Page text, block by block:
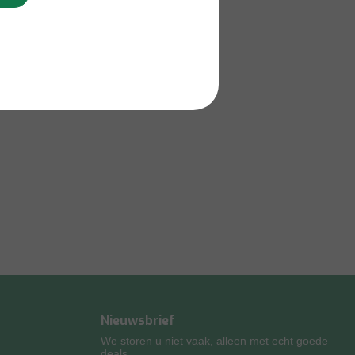
Nieuwsbrief
We storen u niet vaak, alleen met echt goede